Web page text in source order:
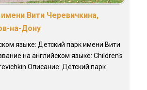
Вити Черевичкина,
на-Дону
языке: Детский парк имени Вити
на английском языке: Children's
Описание: Детский парк